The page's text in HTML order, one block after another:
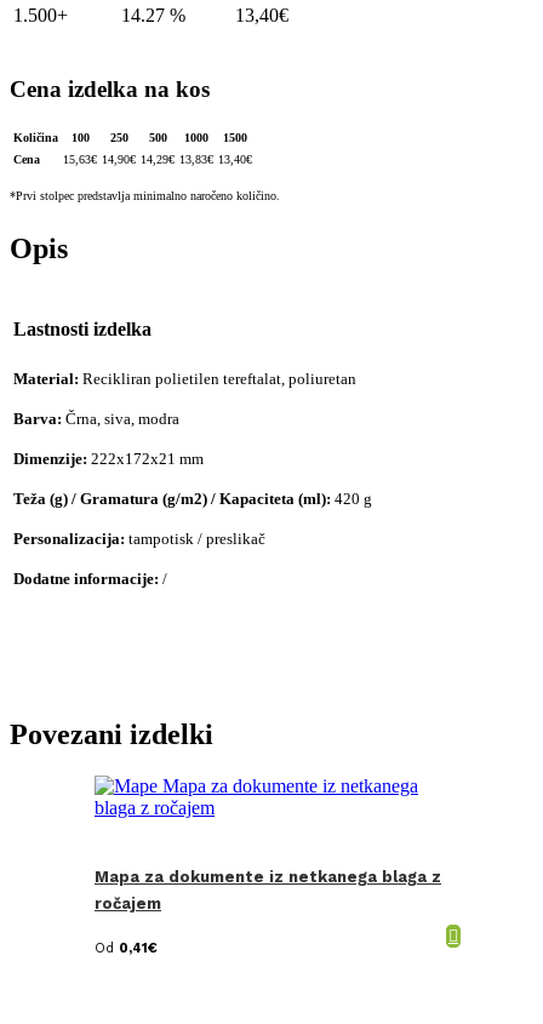
1.500+
14.27 % 13,40€
Cena izdelka na kos
Količina 100 250 500 1000
1500
Cena
15,63€ 14,90€ 14,29€ 13,83€ 13,40€
*Prvi stolpec predstavlja minimalno naročeno količino.
Opis
Lastnosti izdelka
Material: Recikliran polietilen tereftalat, poliuretan
Barva: Črna, siva, modra
Dimenzije: 222x172x21 mm
Teža (g) / Gramatura (g/m2) / Kapaciteta (ml): 420 g
Personalizacija: tampotisk / preslikač
Dodatne informacije: /
Povezani izdelki
Mapa za dokumente iz netkanega blaga z
ročajem
Od 0,41€